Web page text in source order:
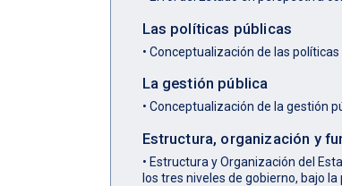
Las políticas públicas
• Conceptualización de las
La gestión pública
• Conceptualización de la gestión
Estructura, organización y
• Estructura y Organización del
los tres niveles de gobierno, bajo